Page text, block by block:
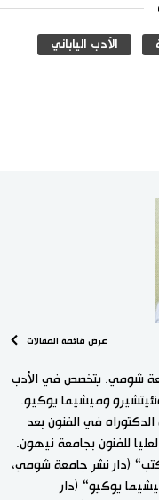
الأدب الياباني
عرض قائمة المقالات
شومي. يتخصص في الأدب
وميشيما يوكيو.
على درجة الدكتوراه في الفنون بعد
للفنون بجامعة نيهون.
(دار نشر جامعة شومي،
ميشيما يوكيو“ (دار